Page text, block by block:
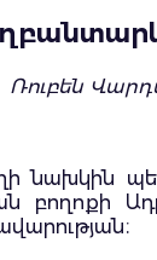
Ռուբեն
նախկին
բողոքի